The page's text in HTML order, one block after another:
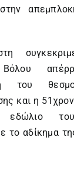
Βόλου
του
και η
του
το αδίκημα